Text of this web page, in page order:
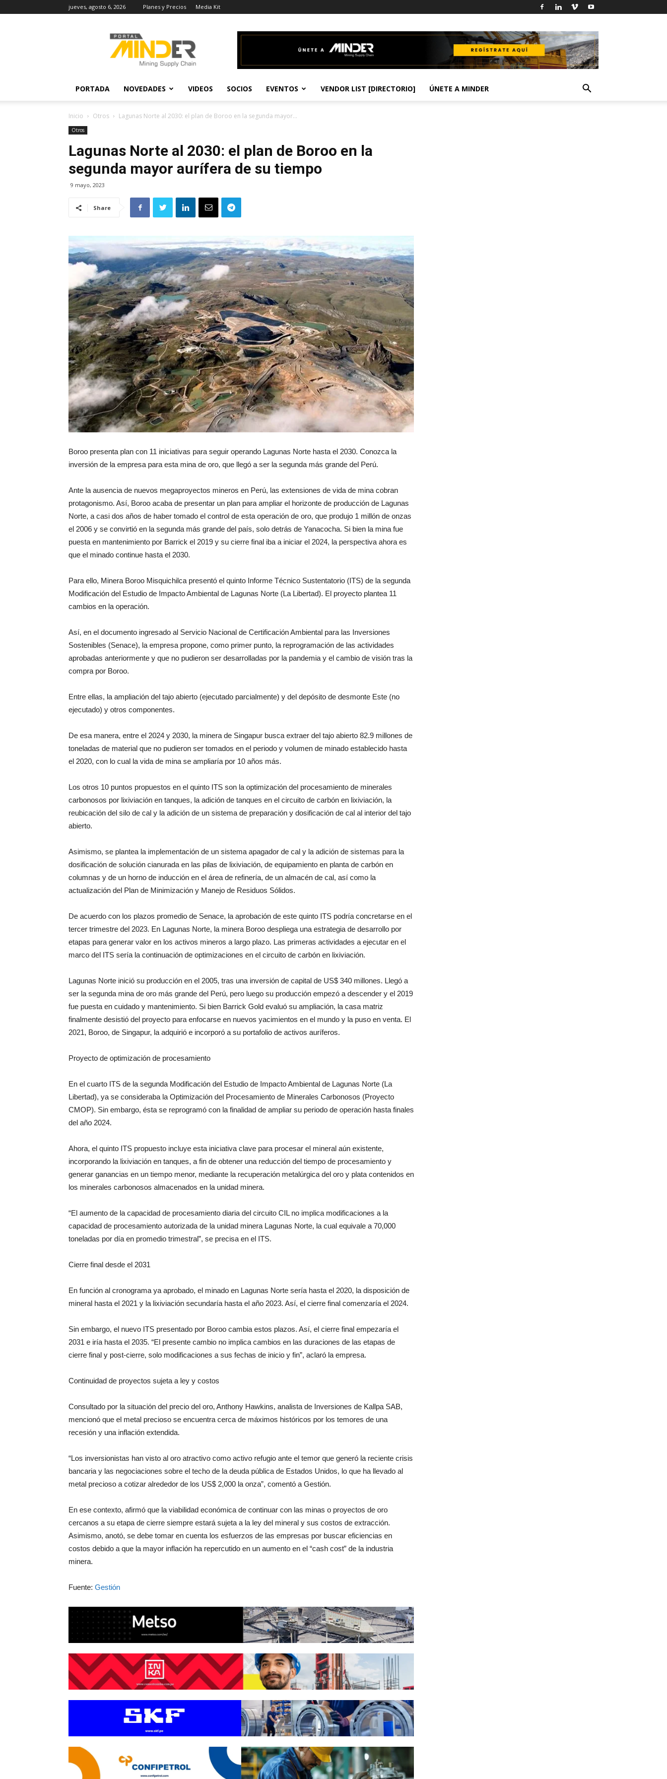
jueves, agosto 6, 2026 Planes y Precios Media Kit
Actualidad
Minera
PORTADA NOVEDADES VIDEOS SOCIOS EVENTOS VENDOR LIST [DIRECTORIO] ÚNETE A MINDER
Inicio Otros Lagunas Norte al 2030: el plan de Boroo en la segunda mayor...
Otros
Lagunas Norte al 2030: el plan de Boroo en la
segunda mayor aurífera de su tiempo
9 mayo, 2023
Share
Boroo presenta plan con 11 iniciativas para seguir operando Lagunas Norte hasta el 2030. Conozca la
inversión de la empresa para esta mina de oro, que llegó a ser la segunda más grande del Perú.
Ante la ausencia de nuevos megaproyectos mineros en Perú, las extensiones de vida de mina cobran
protagonismo. Así, Boroo acaba de presentar un plan para ampliar el horizonte de producción de Lagunas
Norte, a casi dos años de haber tomado el control de esta operación de oro, que produjo 1 millón de onzas
el 2006 y se convirtió en la segunda más grande del país, solo detrás de Yanacocha. Si bien la mina fue
puesta en mantenimiento por Barrick el 2019 y su cierre final iba a iniciar el 2024, la perspectiva ahora es
que el minado continue hasta el 2030.
Para ello, Minera Boroo Misquichilca presentó el quinto Informe Técnico Sustentatorio (ITS) de la segunda
Modificación del Estudio de Impacto Ambiental de Lagunas Norte (La Libertad). El proyecto plantea 11
cambios en la operación.
Así, en el documento ingresado al Servicio Nacional de Certificación Ambiental para las Inversiones
Sostenibles (Senace), la empresa propone, como primer punto, la reprogramación de las actividades
aprobadas anteriormente y que no pudieron ser desarrolladas por la pandemia y el cambio de visión tras la
compra por Boroo.
Entre ellas, la ampliación del tajo abierto (ejecutado parcialmente) y del depósito de desmonte Este (no
ejecutado) y otros componentes.
De esa manera, entre el 2024 y 2030, la minera de Singapur busca extraer del tajo abierto 82.9 millones de
toneladas de material que no pudieron ser tomados en el periodo y volumen de minado establecido hasta
el 2020, con lo cual la vida de mina se ampliaría por 10 años más.
Los otros 10 puntos propuestos en el quinto ITS son la optimización del procesamiento de minerales
carbonosos por lixiviación en tanques, la adición de tanques en el circuito de carbón en lixiviación, la
reubicación del silo de cal y la adición de un sistema de preparación y dosificación de cal al interior del tajo
abierto.
Asimismo, se plantea la implementación de un sistema apagador de cal y la adición de sistemas para la
dosificación de solución cianurada en las pilas de lixiviación, de equipamiento en planta de carbón en
columnas y de un horno de inducción en el área de refinería, de un almacén de cal, así como la
actualización del Plan de Minimización y Manejo de Residuos Sólidos.
De acuerdo con los plazos promedio de Senace, la aprobación de este quinto ITS podría concretarse en el
tercer trimestre del 2023. En Lagunas Norte, la minera Boroo despliega una estrategia de desarrollo por
etapas para generar valor en los activos mineros a largo plazo. Las primeras actividades a ejecutar en el
marco del ITS sería la continuación de optimizaciones en el circuito de carbón en lixiviación.
Lagunas Norte inició su producción en el 2005, tras una inversión de capital de US$ 340 millones. Llegó a
ser la segunda mina de oro más grande del Perú, pero luego su producción empezó a descender y el 2019
fue puesta en cuidado y mantenimiento. Si bien Barrick Gold evaluó su ampliación, la casa matriz
finalmente desistió del proyecto para enfocarse en nuevos yacimientos en el mundo y la puso en venta. El
2021, Boroo, de Singapur, la adquirió e incorporó a su portafolio de activos auríferos.
Proyecto de optimización de procesamiento
En el cuarto ITS de la segunda Modificación del Estudio de Impacto Ambiental de Lagunas Norte (La
Libertad), ya se consideraba la Optimización del Procesamiento de Minerales Carbonosos (Proyecto
CMOP). Sin embargo, ésta se reprogramó con la finalidad de ampliar su periodo de operación hasta finales
del año 2024.
Ahora, el quinto ITS propuesto incluye esta iniciativa clave para procesar el mineral aún existente,
incorporando la lixiviación en tanques, a fin de obtener una reducción del tiempo de procesamiento y
generar ganancias en un tiempo menor, mediante la recuperación metalúrgica del oro y plata contenidos en
los minerales carbonosos almacenados en la unidad minera.
“El aumento de la capacidad de procesamiento diaria del circuito CIL no implica modificaciones a la
capacidad de procesamiento autorizada de la unidad minera Lagunas Norte, la cual equivale a 70,000
toneladas por día en promedio trimestral”, se precisa en el ITS.
Cierre final desde el 2031
En función al cronograma ya aprobado, el minado en Lagunas Norte sería hasta el 2020, la disposición de
mineral hasta el 2021 y la lixiviación secundaría hasta el año 2023. Así, el cierre final comenzaría el 2024.
Sin embargo, el nuevo ITS presentado por Boroo cambia estos plazos. Así, el cierre final empezaría el
2031 e iría hasta el 2035. “El presente cambio no implica cambios en las duraciones de las etapas de
cierre final y post-cierre, solo modificaciones a sus fechas de inicio y fin”, aclaró la empresa.
Continuidad de proyectos sujeta a ley y costos
Consultado por la situación del precio del oro, Anthony Hawkins, analista de Inversiones de Kallpa SAB,
mencionó que el metal precioso se encuentra cerca de máximos históricos por los temores de una
recesión y una inflación extendida.
“Los inversionistas han visto al oro atractivo como activo refugio ante el temor que generó la reciente crisis
bancaria y las negociaciones sobre el techo de la deuda pública de Estados Unidos, lo que ha llevado al
metal precioso a cotizar alrededor de los US$ 2,000 la onza”, comentó a Gestión.
En ese contexto, afirmó que la viabilidad económica de continuar con las minas o proyectos de oro
cercanos a su etapa de cierre siempre estará sujeta a la ley del mineral y sus costos de extracción.
Asimismo, anotó, se debe tomar en cuenta los esfuerzos de las empresas por buscar eficiencias en
costos debido a que la mayor inflación ha repercutido en un aumento en el “cash cost” de la industria
minera.
Fuente: Gestión